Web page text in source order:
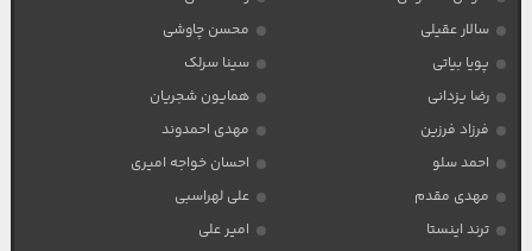
سالار عقیلی
محسن چاوشی
پویا بیاتی
سینا سرلک
رضا یزدانی
همایون شجریان
فرزاد فرزین
مهدی احمدوند
احمد سلو
احسان خواجه امیری
مهدی مقدم
علی لهراسبی
ترند اینستا
امیر علی